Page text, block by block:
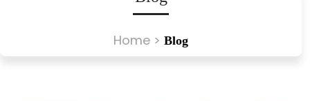
Home > Blog